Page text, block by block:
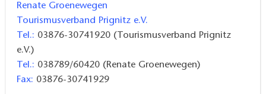
Karten / Literatur:"Prignitz: Rad- und
Freizeitkarte", 1:75.000, Verlag: Pietruska, Auflage: 1
(1. April 2009), ISBN-13: 978-3934895737, 4,90 Euro
Renate Groenewegen
Tourismusverband Prignitz e.V.
Tel.: 03876-30741920 (Tourismusverband Prignitz
e.V.)
Tel.: 038789/60420 (Renate Groenewegen)
Fax: 03876-30741929